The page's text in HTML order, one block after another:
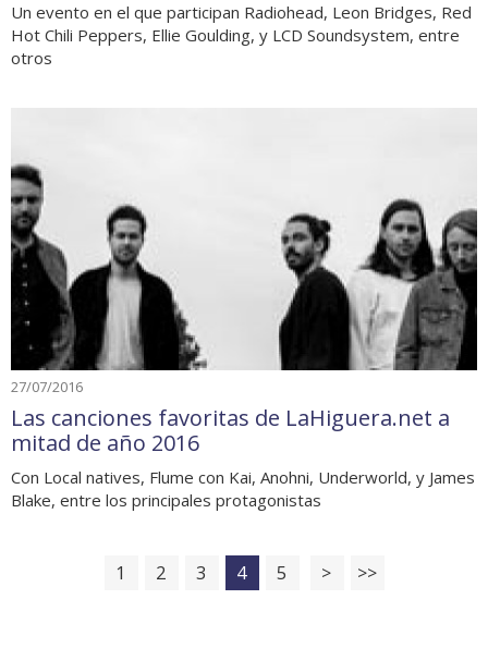
Un evento en el que participan Radiohead, Leon Bridges, Red
Hot Chili Peppers, Ellie Goulding, y LCD Soundsystem, entre
otros
27/07/2016
Las canciones favoritas de LaHiguera.net a
mitad de año 2016
Con Local natives, Flume con Kai, Anohni, Underworld, y James
Blake, entre los principales protagonistas
1 2 3 4 5 > >>